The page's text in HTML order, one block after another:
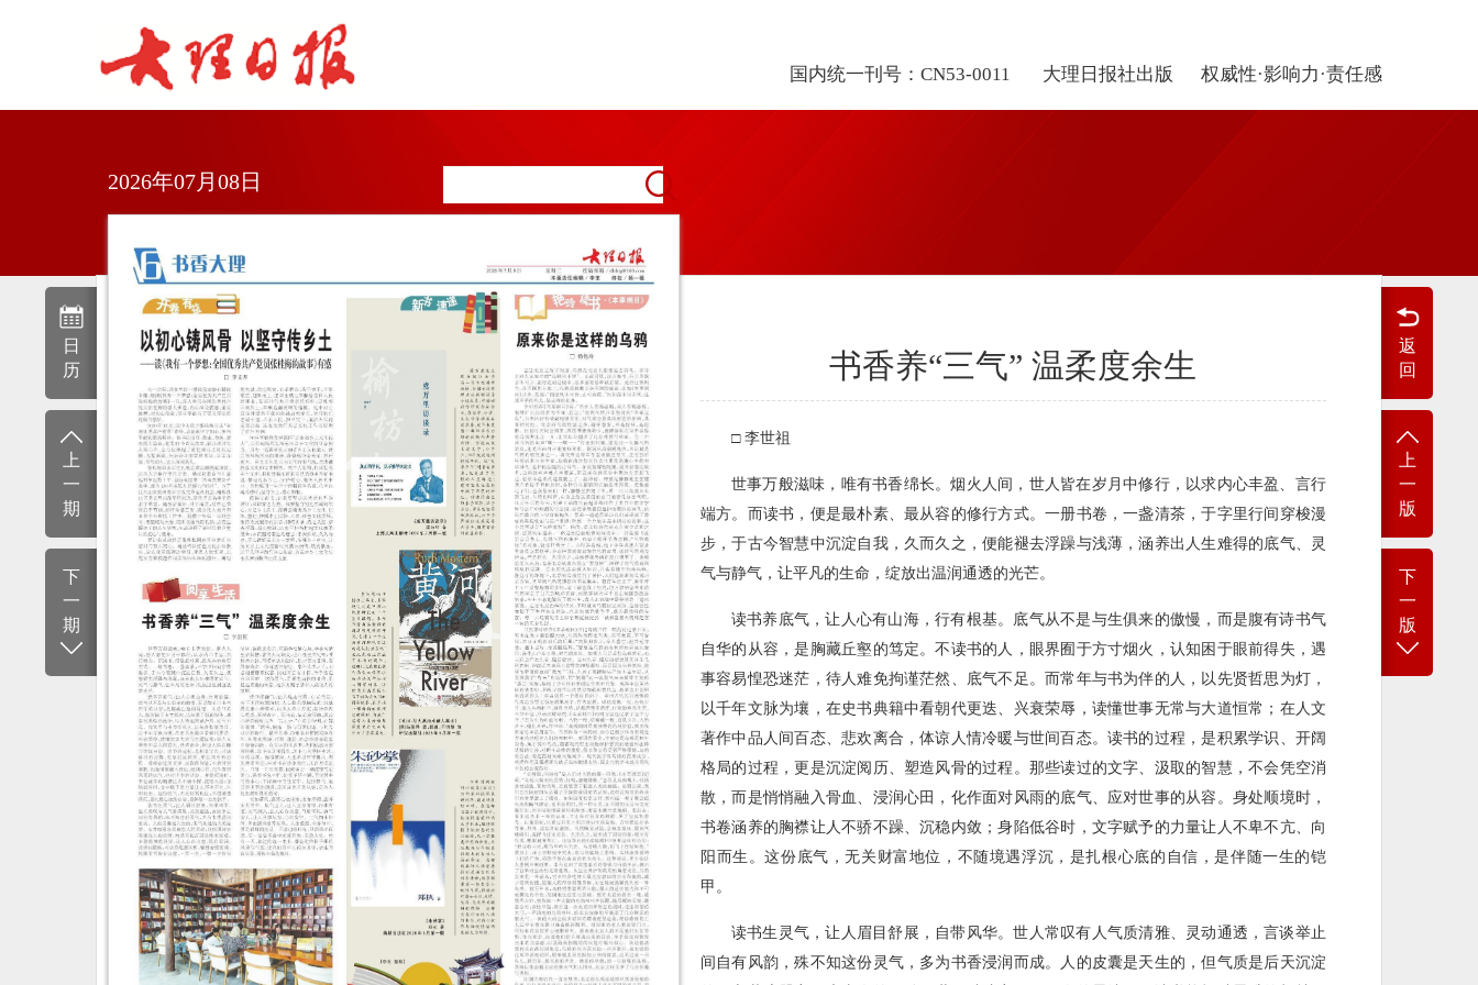
国内统一刊号：CN53-0011 大理日报社出版 权威性·影响力·责任感
日
历
上
一
期
下
一
期
返
回
上
一
版
下
一
版
2026年07月08日
书香养“三气” 温柔度余生
□ 李世祖
世事万般滋味，唯有书香绵长。烟火人间，世人皆在岁月中修行，以求内心丰盈、言行
端方。而读书，便是最朴素、最从容的修行方式。一册书卷，一盏清茶，于字里行间穿梭漫
步，于古今智慧中沉淀自我，久而久之，便能褪去浮躁与浅薄，涵养出人生难得的底气、灵
气与静气，让平凡的生命，绽放出温润通透的光芒。
读书养底气，让人心有山海，行有根基。底气从不是与生俱来的傲慢，而是腹有诗书气
自华的从容，是胸藏丘壑的笃定。不读书的人，眼界囿于方寸烟火，认知困于眼前得失，遇
事容易惶恐迷茫，待人难免拘谨茫然、底气不足。而常年与书为伴的人，以先贤哲思为灯，
以千年文脉为壤，在史书典籍中看朝代更迭、兴衰荣辱，读懂世事无常与大道恒常；在人文
著作中品人间百态、悲欢离合，体谅人情冷暖与世间百态。读书的过程，是积累学识、开阔
格局的过程，更是沉淀阅历、塑造风骨的过程。那些读过的文字、汲取的智慧，不会凭空消
散，而是悄悄融入骨血、浸润心田，化作面对风雨的底气、应对世事的从容。身处顺境时，
书卷涵养的胸襟让人不骄不躁、沉稳内敛；身陷低谷时，文字赋予的力量让人不卑不亢、向
阳而生。这份底气，无关财富地位，不随境遇浮沉，是扎根心底的自信，是伴随一生的铠
甲。
读书生灵气，让人眉目舒展，自带风华。世人常叹有人气质清雅、灵动通透，言谈举止
间自有风韵，殊不知这份灵气，多为书香浸润而成。人的皮囊是天生的，但气质是后天沉淀